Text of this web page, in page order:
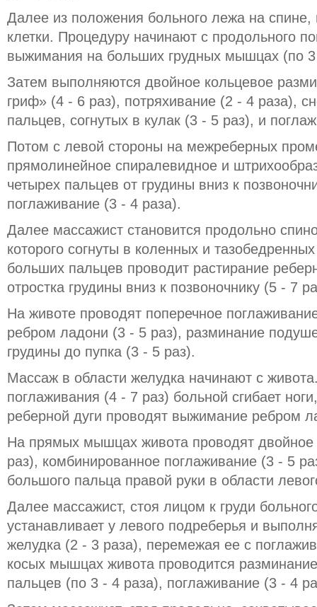
Далее из положения больного лежа на спине,
клетки. Процедуру начинают с продольного
выжимания на больших грудных мышцах (по
Затем выполняются двойное кольцевое
гриф» (4 - 6 раз), потряхивание (2 - 4 раза),
пальцев, согнутых в кулак (3 - 5 раз), и
Потом с левой стороны на межреберных
прямолинейное спиралевидное и
четырех пальцев от грудины вниз к
поглаживание (3 - 4 раза).
Далее массажист становится продольно
которого согнуты в коленных и
больших пальцев проводит растирание
отростка грудины вниз к позвоночнику (5 - 7
На животе проводят поперечное
ребром ладони (3 - 5 раз), разминание
грудины до пупка (3 - 5 раз).
Массаж в области желудка начинают с
поглаживания (4 - 7 раз) больной сгибает
реберной дуги проводят выжимание ребром
На прямых мышцах живота проводят двойное
раз), комбинированное поглаживание (3 - 5
большого пальца правой руки в области
Далее массажист, стоя лицом к груди
устанавливает у левого подреберья и
желудка (2 - 3 раза), перемежая ее с
косых мышцах живота проводится
пальцев (по 3 - 4 раза), поглаживание (3 - 4